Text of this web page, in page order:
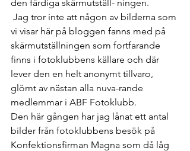
den färdiga skärmutställ- ningen.
vi visar här på bloggen fanns med på
skärmutställningen som fortfarande
finns i fotoklubbens källare och där
lever den en helt anonymt tillvaro,
glömt av nästan alla nuva-rande
medlemmar i ABF Fotoklubb.
Den här gången har jag lånat ett antal
bilder från fotoklubbens besök på
Konfektionsfirman Magna som då låg